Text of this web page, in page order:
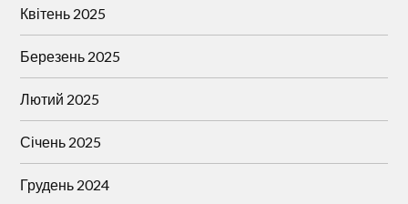
Квітень 2025
Березень 2025
Лютий 2025
Січень 2025
Грудень 2024